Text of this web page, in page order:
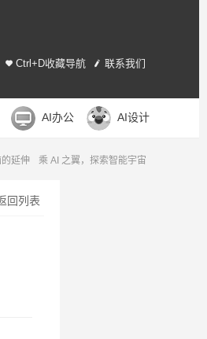
Ctrl+D收藏导航 联系我们
AI办公 AI设计
延伸 乘 AI 之翼，探索智能宇宙
回列表